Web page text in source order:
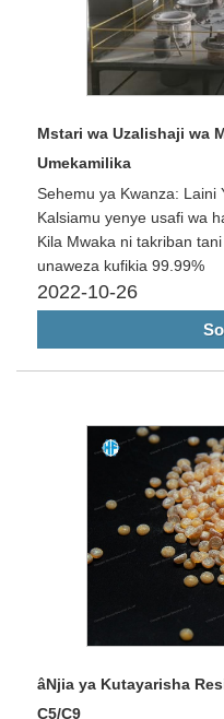
Mstari wa Uzalishaji wa
Umekamilika
Sehemu ya Kwanza: Laini
Kalsiamu yenye usafi wa
Kila Mwaka ni takriban
unaweza kufikia 99.99%
2022-10-26
âNjia ya Kutayarisha
C5/C9